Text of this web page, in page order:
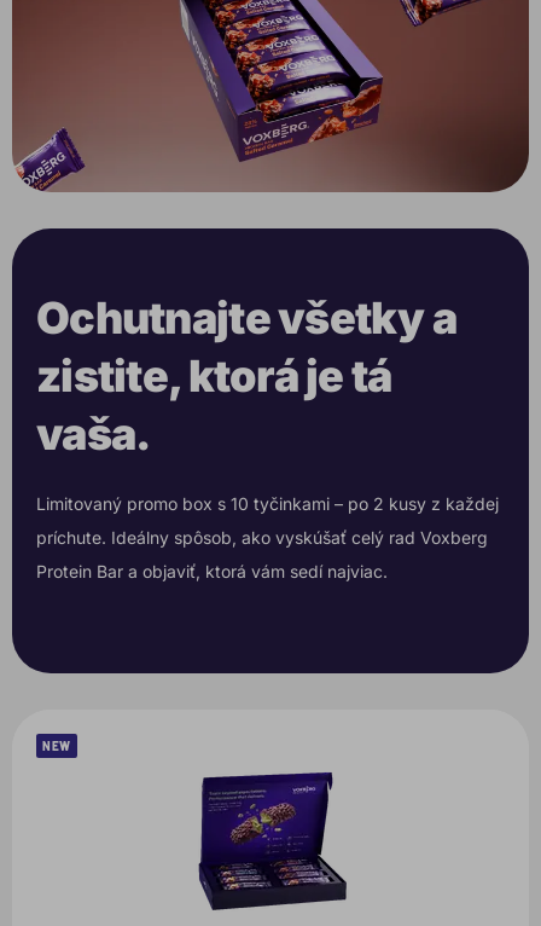
Ochutnajte všetky a
zistite, ktorá je tá
vaša.
Limitovaný promo box s 10 tyčinkami – po 2 kusy z každej
príchute. Ideálny spôsob, ako vyskúšať celý rad Voxberg
Protein Bar a objaviť, ktorá vám sedí najviac.
NEW